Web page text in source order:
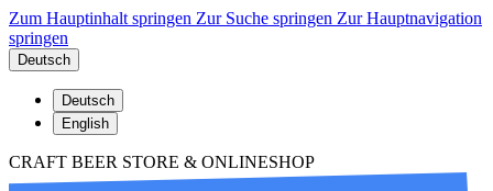
Zum Hauptinhalt springen Zur Suche springen Zur Hauptnavigation
springen
Deutsch
Deutsch
English
CRAFT BEER STORE & ONLINESHOP